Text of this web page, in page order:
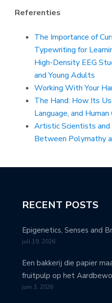
Referenties
The Importance of
Typewriting for
High-Density EEG
and Young Adults
Working With Your
The Hand: How Its
Language, and
Artistic Scientists
Between Polymathy
RECENT POSTS
Epigenetics, Senses and
juli 19, 2026
Een bakkerij die papier
fruitpulp op het
juni 3, 2026